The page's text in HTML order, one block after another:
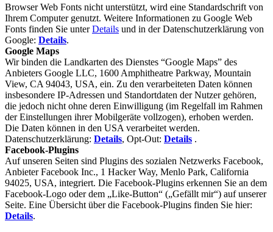
Browser Web Fonts nicht unterstützt, wird eine Standardschrift von
Ihrem Computer genutzt. Weitere Informationen zu Google Web
Fonts finden Sie unterDetails und in der Datenschutzerklärung von
Google: Details.
Google Maps
Wir binden die Landkarten des Dienstes “Google Maps” des
Anbieters Google LLC, 1600 Amphitheatre Parkway, Mountain
View, CA 94043, USA, ein. Zu den verarbeiteten Daten können
insbesondere IP-Adressen und Standortdaten der Nutzer gehören,
die jedoch nicht ohne deren Einwilligung (im Regelfall im Rahmen
der Einstellungen ihrer Mobilgeräte vollzogen), erhoben werden.
Die Daten können in den USA verarbeitet werden.
Datenschutzerklärung: Details, Opt-Out: Details .
Facebook-Plugins
Auf unseren Seiten sind Plugins des sozialen Netzwerks Facebook,
Anbieter Facebook Inc., 1 Hacker Way, Menlo Park, California
94025, USA, integriert. Die Facebook-Plugins erkennen Sie an dem
Facebook-Logo oder dem „Like-Button“ („Gefällt mir“) auf unserer
Seite. Eine Übersicht über die Facebook-Plugins finden Sie hier:
Details.